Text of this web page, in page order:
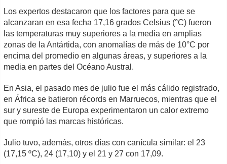
Los expertos destacaron que los factores para que se
alcanzaran en esa fecha 17,16 grados Celsius (°C) fueron
las temperaturas muy superiores a la media en amplias
zonas de la Antártida, con anomalías de más de 10°C por
encima del promedio en algunas áreas, y superiores a la
media en partes del Océano Austral.
En Asia, el pasado mes de julio fue el más cálido registrado,
en África se batieron récords en Marruecos, mientras que el
sur y sureste de Europa experimentaron un calor extremo
que rompió las marcas históricas.
Julio tuvo, además, otros días con canícula similar: el 23
(17,15 ºC), 24 (17,10) y el 21 y 27 con 17,09.